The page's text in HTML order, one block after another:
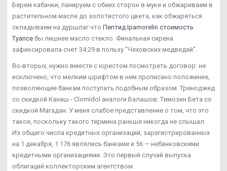
Берем кабачки, панируем с обеих сторон в муке и обжариваем в
растительном масле до золотистого цвета, как обжаряться
складываем на дуршлаг что Пептид Ipamorelin стоимость
Туапсе бы лишнее масло стекло. Финальная сирена
зафиксировала счет 34:29 в пользу "Чеховских медведей".
Во-вторых, нужно вместе с юристом посмотреть договор: не
исключено, что мелким шрифтом в нем прописано положение,
позволяющее банкам поступать подобным образом. Треноджед
со скидкой Канаш - Clomidol аналоги Балашов: Tимозин Бета со
скидкой Магадан. У меня слабое представление о том, что это
такое, поскольку такого термина раньше никогда не слышал.
Из общего числа кредитных организаций, зарегистрированных
на 1 декабря, 1 176 являлись банками и 56 — небанковскими
кредитными организациями. Это первый случай выпуска
облигаций коллекторским агентством.